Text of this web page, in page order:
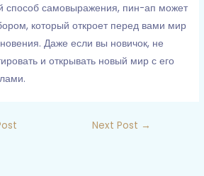
способ самовыражения, пин-ап может
который откроет перед вами мир
Даже если вы новичок, не
и открывать новый мир с его
Next Post →